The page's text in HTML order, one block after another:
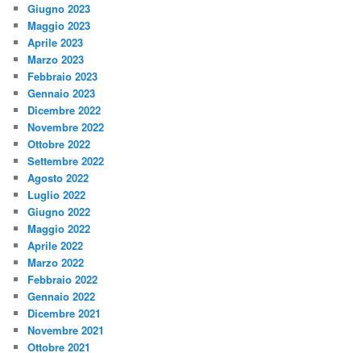
Giugno 2023
Maggio 2023
Aprile 2023
Marzo 2023
Febbraio 2023
Gennaio 2023
Dicembre 2022
Novembre 2022
Ottobre 2022
Settembre 2022
Agosto 2022
Luglio 2022
Giugno 2022
Maggio 2022
Aprile 2022
Marzo 2022
Febbraio 2022
Gennaio 2022
Dicembre 2021
Novembre 2021
Ottobre 2021